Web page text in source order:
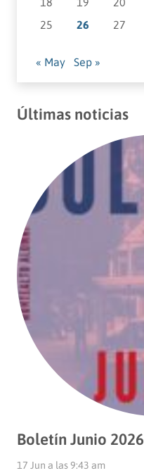
25
26 27
« May Sep »
Últimas noticias
Boletín Junio 2026
17 Jun a las 9:43 am